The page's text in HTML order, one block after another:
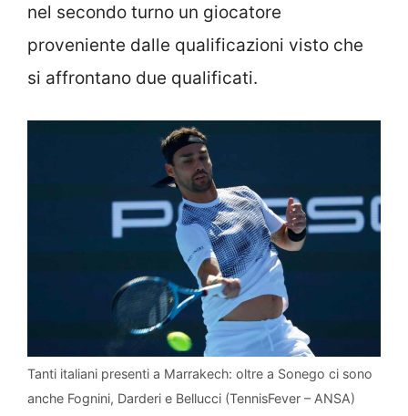
nel secondo turno un giocatore
proveniente dalle qualificazioni visto che
si affrontano due qualificati.
Tanti italiani presenti a Marrakech: oltre a Sonego ci sono
anche Fognini, Darderi e Bellucci (TennisFever – ANSA)